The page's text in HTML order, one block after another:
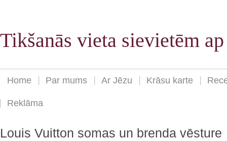
Tikšanās vieta sievietēm
Home Par mums Ar Jēzu Krāsu karte
Reklāma
Louis Vuitton somas un brenda vēsture